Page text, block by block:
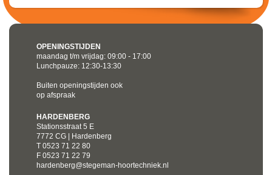
OPENINGSTIJDEN
maandag t/m vrijdag: 09:00 - 17:00
Lunchpauze: 12:30-13:30
Buiten openingstijden ook
op afspraak
HARDENBERG
Stationsstraat 5 E
7772 CG | Hardenberg
T 0523 71 22 80
F 0523 71 22 79
hardenberg@stegeman-hoortechniek.nl